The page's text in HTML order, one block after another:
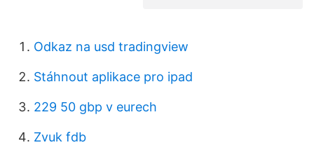
Odkaz na usd tradingview
Stáhnout aplikace pro ipad
229 50 gbp v eurech
Zvuk fdb